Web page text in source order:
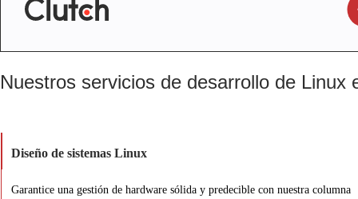
Nuestros servicios de desarrollo de Linux
Diseño de sistemas Linux
Garantice una gestión de hardware sólida y predecible con nuestra columna